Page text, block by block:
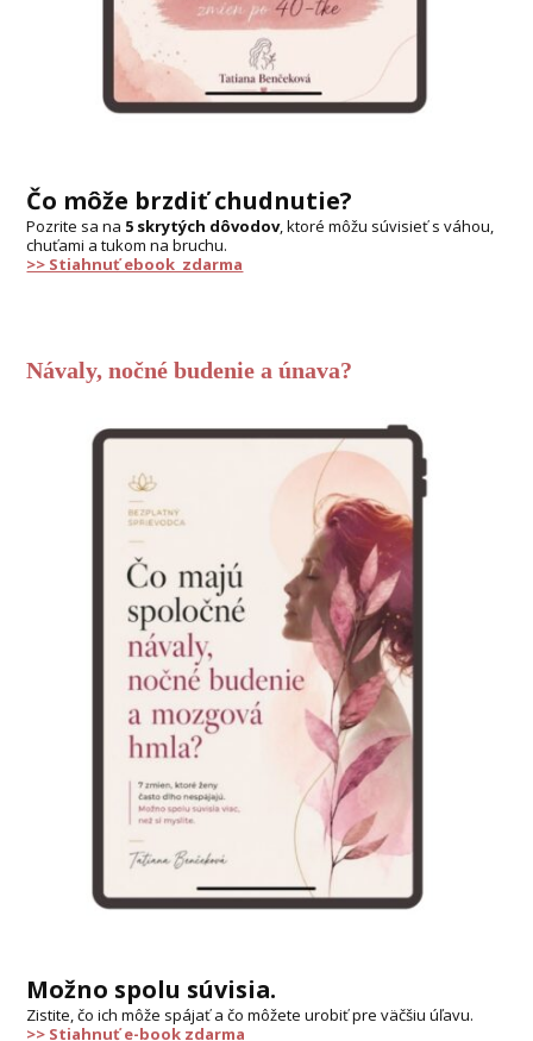
Čo môže brzdiť chudnutie?
Pozrite sa na 5 skrytých dôvodov, ktoré môžu súvisieť s váhou,
chuťami a tukom na bruchu.
>> Stiahnuť ebook zdarma
Návaly, nočné budenie a únava?
Možno spolu súvisia.
Zistite, čo ich môže spájať a čo môžete urobiť pre väčšiu úľavu.
>> Stiahnuť e-book zdarma